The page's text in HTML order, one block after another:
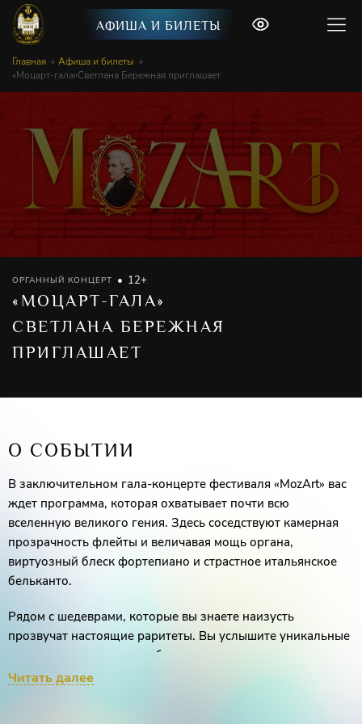
АФИША И БИЛЕТЫ
Главная
Афиша и билеты
«Моцарт-гала»Светлана Бережная приглашает
ОРГАННЫЙ КОНЦЕРТ 12+
«МОЦАРТ-ГАЛА»
СВЕТЛАНА БЕРЕЖНАЯ
ПРИГЛАШАЕТ
О СОБЫТИИ
В заключительном гала-концерте фестиваля «MozArt» вас
ждет программа, которая охватывает почти всю
вселенную великого гения. Здесь соседствуют камерная
прозрачность флейты и величавая мощь органа,
виртуозный блеск фортепиано и страстное итальянское
бельканто.
Рядом с шедеврами, которые вы знаете наизусть
прозвучат настоящие раритеты. Вы услышите уникальные
инструментальные ансамбли, например, такие, как трио
флейты арфы и органа; удивительной красоты фантазии
Читать далее